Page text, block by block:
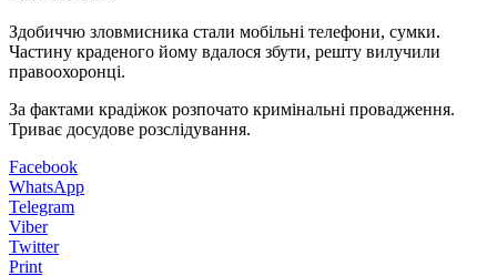
Здобиччю зловмисника стали мобільні телефони, сумки.
Частину краденого йому вдалося збути, решту вилучили
правоохоронці.
За фактами крадіжок розпочато кримінальні провадження.
Триває досудове розслідування.
Facebook
WhatsApp
Telegram
Viber
Twitter
Print